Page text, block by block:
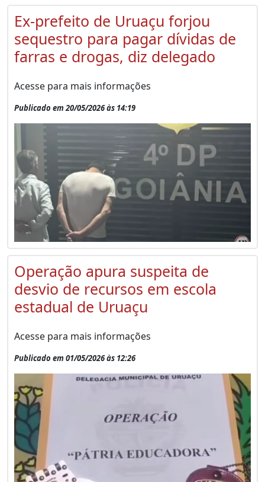
Ex-prefeito de Uruaçu forjou
sequestro para pagar dívidas de
farras e drogas, diz delegado
Acesse para mais informações
Publicado em 20/05/2026 às 14:19
Operação apura suspeita de
desvio de recursos em escola
estadual de Uruaçu
Acesse para mais informações
Publicado em 01/05/2026 às 12:26